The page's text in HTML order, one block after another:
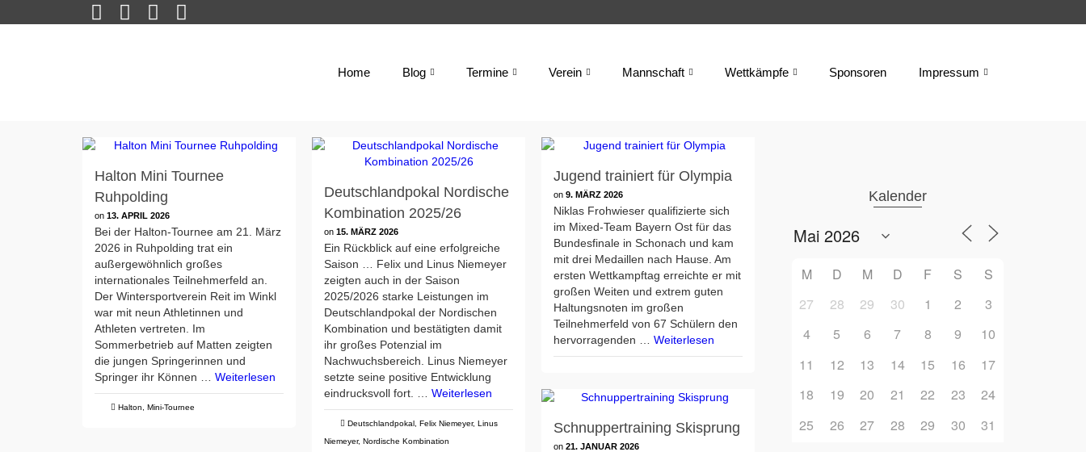
Home Blog Termine Verein Mannschaft Wettkämpfe Sponsoren Impressum
Halton Mini Tournee
Ruhpolding
on 13. APRIL 2026
Bei der Halton-Tournee am 21. März
2026 in Ruhpolding trat ein
außergewöhnlich großes
internationales Teilnehmerfeld an.
Der Wintersportverein Reit im Winkl
war mit neun Athletinnen und
Athleten vertreten. Im
Sommerbetrieb auf Matten zeigten
die jungen Springerinnen und
Springer ihr Können … Weiterlesen
Halton Mini-Tournee
Deutschlandpokal Nordische
Kombination 2025/26
on15. MÄRZ 2026
Ein Rückblick auf eine erfolgreiche
Saison … Felix und Linus Niemeyer
zeigten auch in der Saison
2025/2026 starke Leistungen im
Deutschlandpokal der Nordischen
Kombination und bestätigten damit
ihr großes Potenzial im
Nachwuchsbereich. Linus Niemeyer
setzte seine positive Entwicklung
eindrucksvoll fort. …Weiterlesen
Deutschlandpokal ,Felix Niemeyer,Linus
Niemeyer,Nordische Kombination
Jugend trainiert für Olympia
on9. MÄRZ 2026
Niklas Frohwieser qualifizierte sich
im Mixed-Team Bayern Ost für das
Bundesfinale in Schonach und kam
mit drei Medaillen nach Hause. Am
ersten Wettkampftag erreichte er mit
großen Weiten und extrem guten
Haltungsnoten im großen
Teilnehmerfeld von 67 Schülern den
hervorragenden …Weiterlesen
Schnuppertraining Skisprung
on21. JANUAR 2026
Kalender
M D M D F S
S
27
28 29 30 1 2
3
4
5 6 7 8 9
10
11
12 13 14 15 16
17
18
19 20 21 22 23
24
25
26 27 28 29 30 31